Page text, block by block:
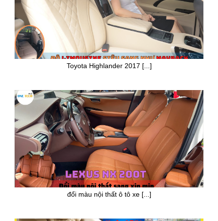
Toyota Highlander 2017 [...]
đổi màu nội thất ô tô xe [...]